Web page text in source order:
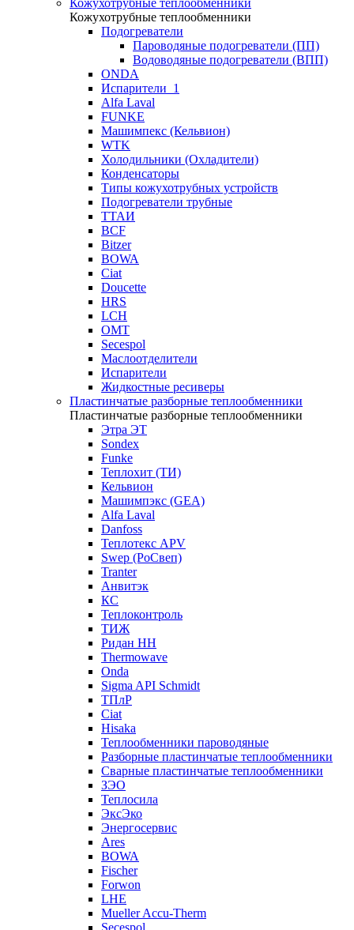
Кожухотрубные теплообменники
Кожухотрубные теплообменники
Подогреватели
Пароводяные подогреватели (ПП)
Водоводяные подогреватели (ВПП)
ONDA
Испарители_1
Alfa Laval
FUNKE
Машимпекс (Кельвион)
WTK
Холодильники (Охладители)
Конденсаторы
Типы кожухотрубных устройств
Подогреватели трубные
ТТАИ
BCF
Bitzer
BOWA
Ciat
Doucette
HRS
LCH
OMT
Secespol
Маслоотделители
Испарители
Жидкостные ресиверы
Пластинчатые разборные теплообменники
Пластинчатые разборные теплообменники
Этра ЭТ
Sondex
Funke
Теплохит (ТИ)
Кельвион
Машимпэкс (GEA)
Alfa Laval
Danfoss
Теплотекс APV
Swep (РоСвеп)
Tranter
Анвитэк
КС
Теплоконтроль
ТИЖ
Ридан НН
Thermowave
Onda
Sigma API Schmidt
ТПлР
Ciat
Hisaka
Теплообменники пароводяные
Разборные пластинчатые теплообменники
Сварные пластинчатые теплообменники
ЗЭО
Теплосила
ЭксЭко
Энергосервис
Ares
BOWA
Fischer
Forwon
LHE
Mueller Accu-Therm
Secespol